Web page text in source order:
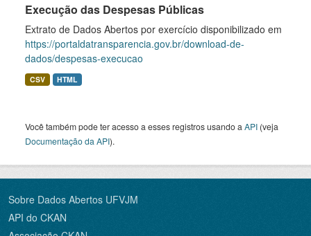
Execução das Despesas Públicas
Extrato de Dados Abertos por exercício disponibilizado em
https://portaldatransparencia.gov.br/download-de-
dados/despesas-execucao
CSV HTML
Você também pode ter acesso a esses registros usando a API (veja
Documentação da API).
Sobre Dados Abertos UFVJM
API do CKAN